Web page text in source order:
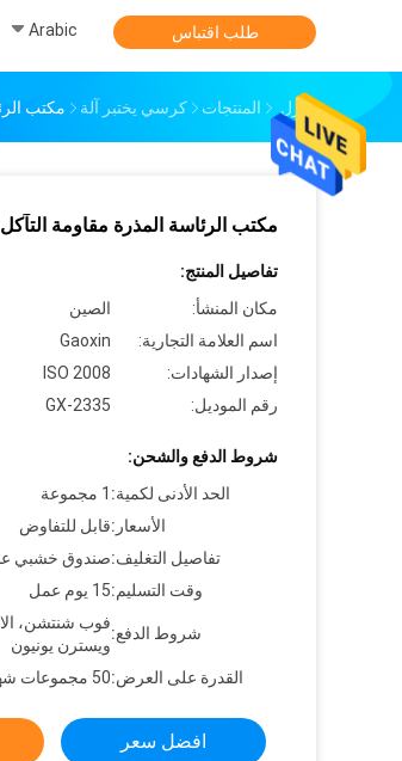
Arabic طلب اقتباس
منزل المنتجات كرسي يختبر آلة مكتب
مكتب الرئاسة المذرة مقاومة التآكل و
تفاصيل المنتج:
مكان المنشأ:
الصين
اسم العلامة التجارية:
Gaoxin
إصدار الشهادات:
ISO 2008
رقم الموديل:
GX-2335
شروط الدفع والشحن:
الحد الأدنى لكمية: 1 مجموعة
الأسعار:قابل للتفاوض
تفاصيل التغليف:صندوق خشبي
وقت التسليم:15 يوم عمل
شروط الدفع:
فوب شنتشن،
ويسترن يونيون
القدرة على العرض:50 مجموعات شهريا
افضل سعر